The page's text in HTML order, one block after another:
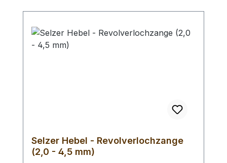
Selzer Hebel - Revolverlochzange
(2,0 - 4,5 mm)